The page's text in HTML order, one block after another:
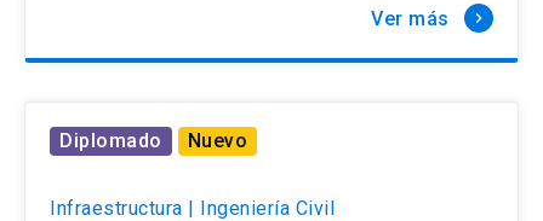
Ver más keyboard_arrow_right
Diplomado Nuevo
Infraestructura | Ingeniería Civil